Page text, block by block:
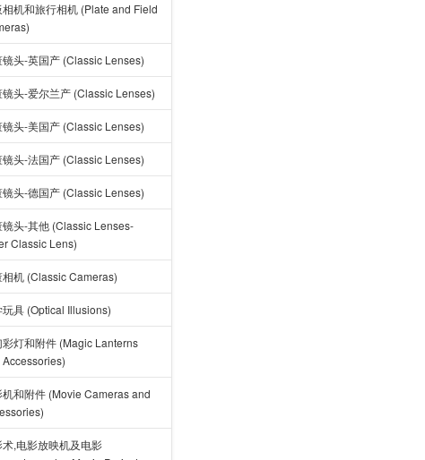
相机和旅行相机 (Plate and Field
镜头-英国产 (Classic Lenses)
镜头-爱尔兰产 (Classic Lenses)
镜头-美国产 (Classic Lenses)
镜头-法国产 (Classic Lenses)
镜头-德国产 (Classic Lenses)
镜头-其他 (Classic Lenses-
Classic Lens)
相机 (Classic Cameras)
玩具 (Optical Illusions)
彩灯和附件 (Magic Lanterns
机和附件 (Movie Cameras and
术,电影放映机及电影